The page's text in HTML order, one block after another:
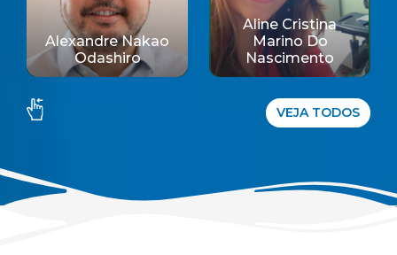
Alexandre Nakao
Odashiro
Aline Cristina
Marino Do
Nascimento
VEJA TODOS